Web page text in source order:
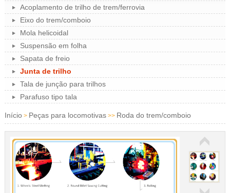
Acoplamento de trilho de trem/ferrovia
Eixo do trem/comboio
Mola helicoidal
Suspensão em folha
Sapata de freio
Junta de trilho
Tala de junção para trilhos
Parafuso tipo tala
Início> Peças para locomotivas>> Roda do trem/comboio